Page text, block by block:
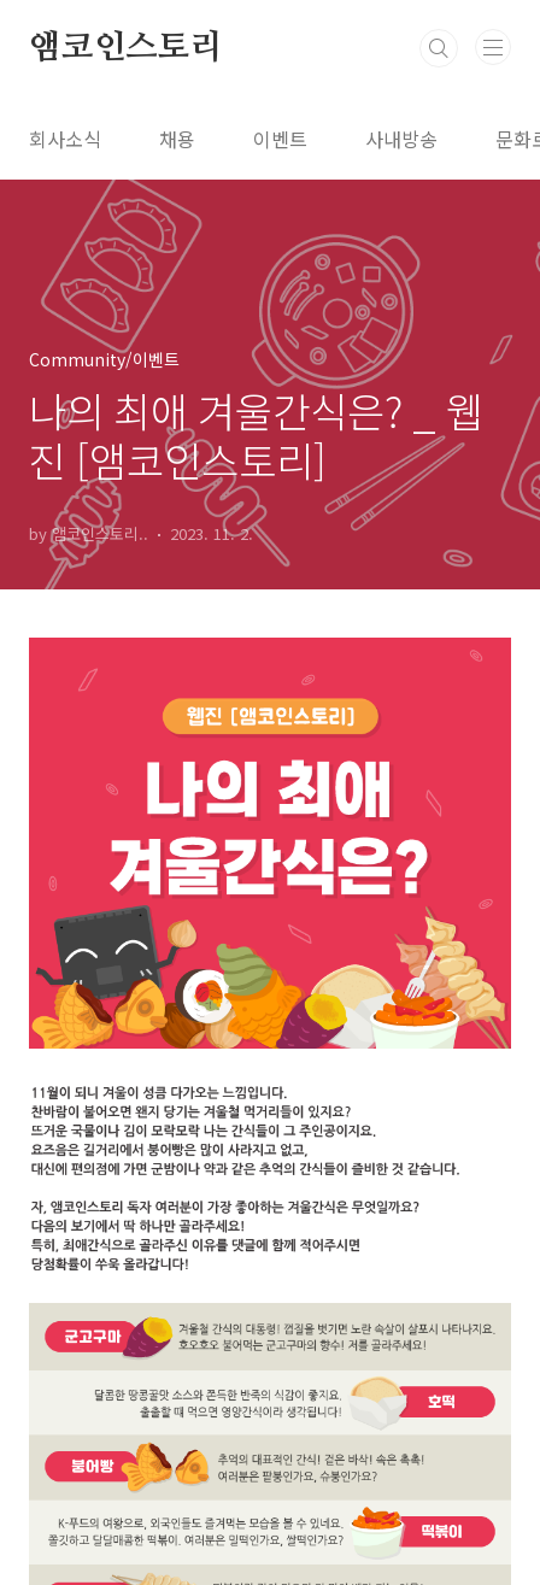
앰코인스토리
회사소식 채용 이벤트 사내방송 문화
Community/이벤트
나의 최애 겨울간식은? _ 웹
진 [앰코인스토리]
by 앰코인스토리.. 2023. 11. 2.